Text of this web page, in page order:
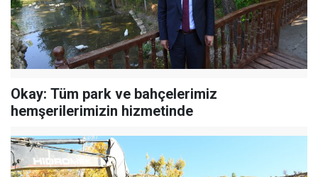
Okay: Tüm park ve bahçelerimiz
hemşerilerimizin hizmetinde